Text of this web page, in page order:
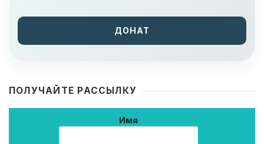
ДОНАТ
ПОЛУЧАЙТЕ РАССЫЛКУ
Имя